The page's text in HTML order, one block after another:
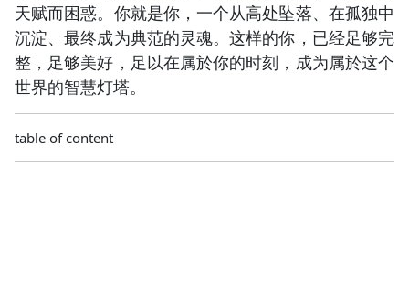
天赋而困惑。你就是你，一个从高处坠落、在孤独中
沉淀、最终成为典范的灵魂。这样的你，已经足够完
整，足够美好，足以在属於你的时刻，成为属於这个
世界的智慧灯塔。
table of content